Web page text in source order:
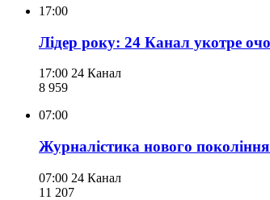
17:00
Лідер року: 24 Канал укотре
17:00 24 Канал
8 959
07:00
Журналістика нового
07:00 24 Канал
11 207